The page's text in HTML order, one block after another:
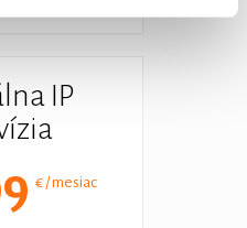
IP
€ / mesiac